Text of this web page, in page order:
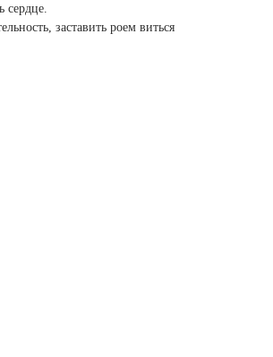
сердце.
заставить роем виться